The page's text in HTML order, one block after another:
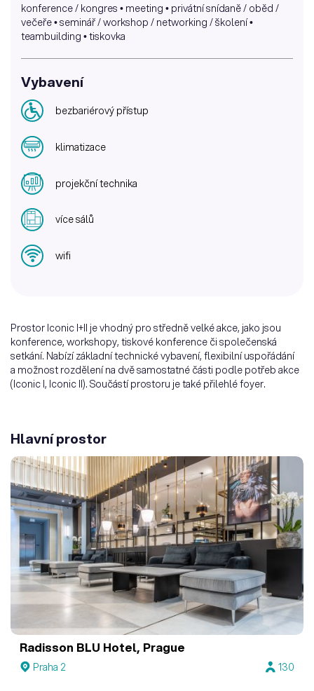
konference / kongres • meeting • privátní snídaně / oběd /
večeře • seminář / workshop / networking / školení •
teambuilding • tiskovka
Vybavení
bezbariérový přístup
klimatizace
projekční technika
více sálů
wifi
Prostor Iconic I+II je vhodný pro středně velké akce, jako jsou
konference, workshopy, tiskové konference či společenská
setkání. Nabízí základní technické vybavení, flexibilní uspořádání
a možnost rozdělení na dvě samostatné části podle potřeb akce
(Iconic I, Iconic II). Součástí prostoru je také přilehlé foyer.
Hlavní prostor
Radisson BLU Hotel, Prague
Praha 2 130